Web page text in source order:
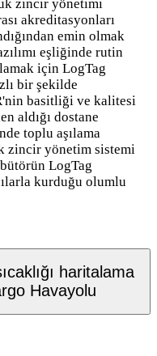
zincir yönetimi
akreditasyonları
emin olmak
eşliğinde rutin
için LogTag
bir şekilde
basitliği ve kalitesi
aldığı dostane
toplu aşılama
zincir yönetim sistemi
LogTag
kurduğu olumlu
haritalama
Havayolu